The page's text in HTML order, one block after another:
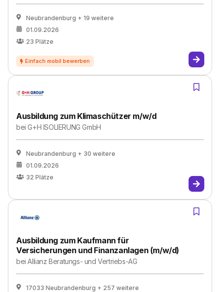
Neubrandenburg + 19 weitere
01.09.2026
23 Plätze
Ausbildung zum Klimaschützer m/w/d
beiG+H ISOLIERUNG GmbH
Neubrandenburg + 30 weitere
01.09.2026
32 Plätze
Ausbildung zum Kaufmann für
Versicherungen und Finanzanlagen (m/w/d)
beiAllianz Beratungs- und Vertriebs-AG
17033 Neubrandenburg + 257 weitere